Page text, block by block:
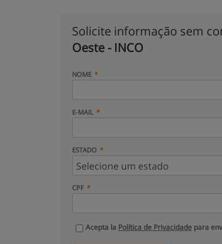
Solicite informação sem
Oeste - INCO
NOME
E-MAIL
ESTADO
CPF
Acepta la Política de Privacidade para